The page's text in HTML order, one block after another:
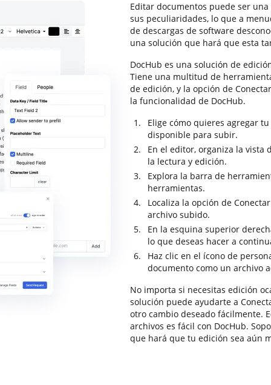
Editar documentos puede ser
sus peculiaridades, lo que a
de descargas de software
una solución que hará que esta
DocHub es una solución de
Tiene una multitud de
de edición, y la opción de
la funcionalidad de DocHub.
Elige cómo quieres agregar
disponible para subir.
En el editor, organiza la
la lectura y edición.
Explora la barra de
herramientas.
Localiza la opción de
archivo subido.
En la esquina superior
lo que deseas hacer a
Haz clic en el ícono de
documento como un archivo
No importa si necesitas edición
solución puede ayudarte a
otro cambio deseado fácilmente.
archivos es fácil con DocHub.
que hará que tu edición sea aún